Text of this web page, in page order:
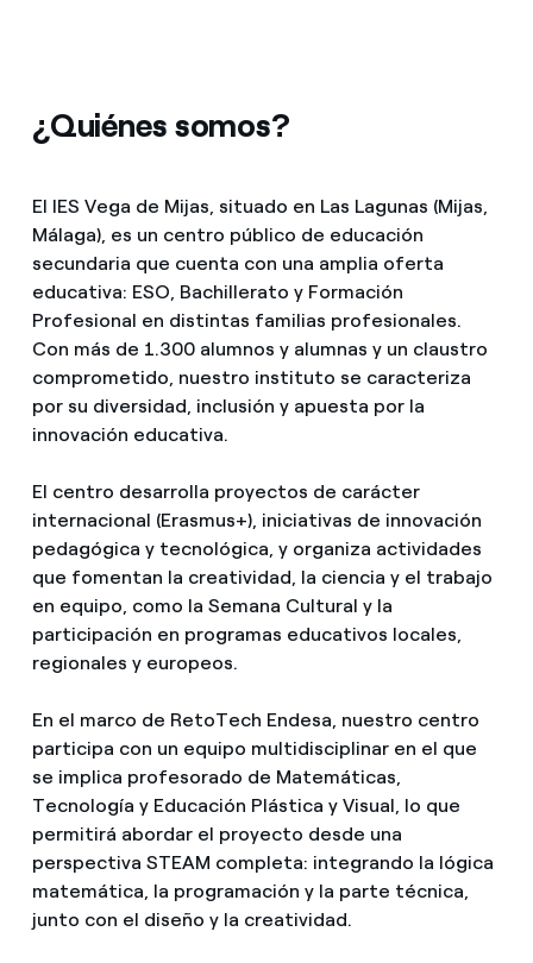
¿Quiénes somos?
El IES Vega de Mijas, situado en Las Lagunas (Mijas,
Málaga), es un centro público de educación
secundaria que cuenta con una amplia oferta
educativa: ESO, Bachillerato y Formación
Profesional en distintas familias profesionales.
Con más de 1.300 alumnos y alumnas y un claustro
comprometido, nuestro instituto se caracteriza
por su diversidad, inclusión y apuesta por la
innovación educativa.
El centro desarrolla proyectos de carácter
internacional (Erasmus+), iniciativas de innovación
pedagógica y tecnológica, y organiza actividades
que fomentan la creatividad, la ciencia y el trabajo
en equipo, como la Semana Cultural y la
participación en programas educativos locales,
regionales y europeos.
En el marco de RetoTech Endesa, nuestro centro
participa con un equipo multidisciplinar en el que
se implica profesorado de Matemáticas,
Tecnología y Educación Plástica y Visual, lo que
permitirá abordar el proyecto desde una
perspectiva STEAM completa: integrando la lógica
matemática, la programación y la parte técnica,
junto con el diseño y la creatividad.